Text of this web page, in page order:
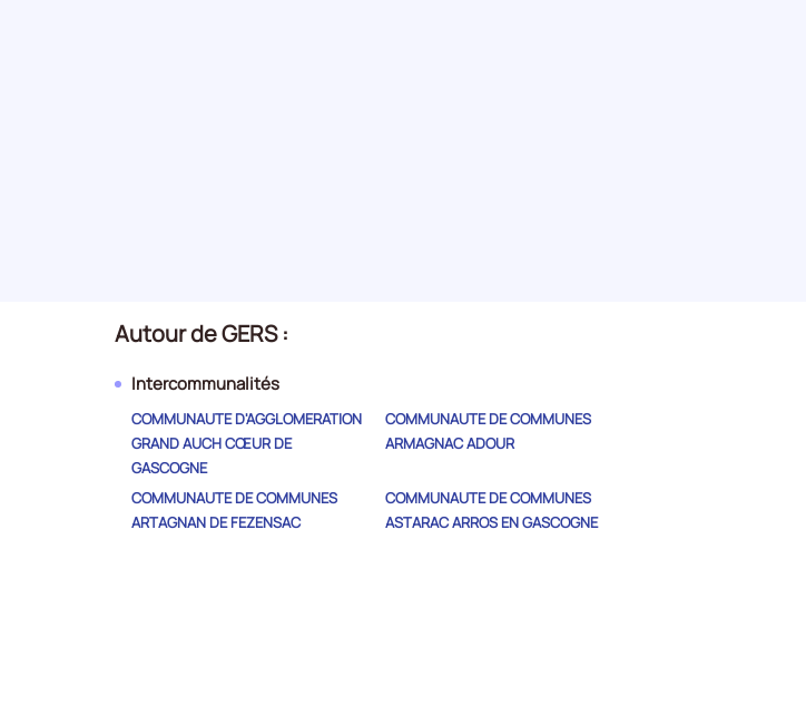
Autour de GERS :
Intercommunalités
COMMUNAUTE D'AGGLOMERATION
GRAND AUCH CŒUR DE
GASCOGNE
COMMUNAUTE DE COMMUNES
ARMAGNAC ADOUR
COMMUNAUTE DE COMMUNES
ARTAGNAN DE FEZENSAC
COMMUNAUTE DE COMMUNES
ASTARAC ARROS EN GASCOGNE